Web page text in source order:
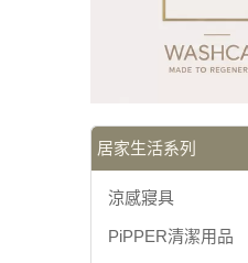
居家生活系列
涼感寢具
PiPPER清潔用品